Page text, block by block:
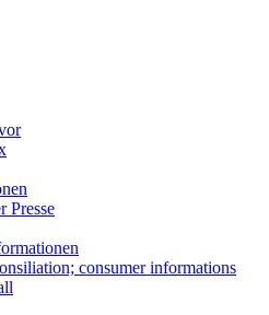
Presse
consumer informations